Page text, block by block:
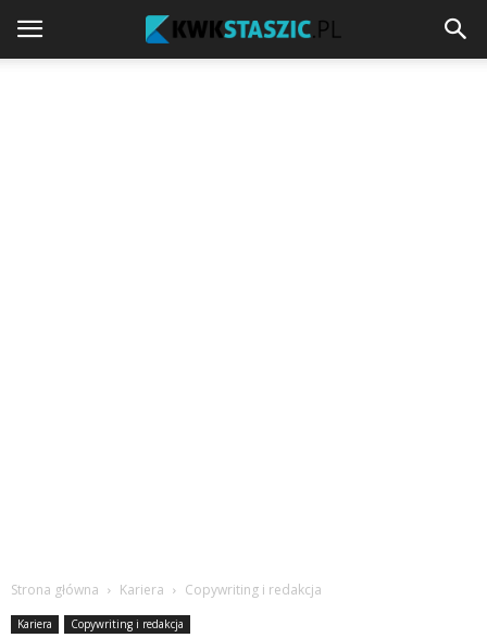
Strona główna Kariera Copywriting i redakcja
Kariera Copywriting i redakcja